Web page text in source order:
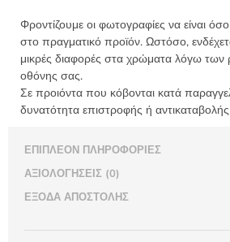
Gobelin
ποσότητα
Φροντίζουμε οι φωτογραφίες να είναι
στο πραγματικό προϊόν. Ωστόσο,
μικρές διαφορές στα χρώματα λόγω των
οθόνης σας.
Σε προιόντα που κόβονται κατά
δυνατότητα επιστροφής ή αντικαταβολής
ΕΠΙΠΛΈΟΝ ΠΛΗΡΟΦΟΡΊΕΣ
ΑΞΙΟΛΟΓΉΣΕΙΣ (0)
ΈΞΟΔΑ ΑΠΟΣΤΟΛΉΣ